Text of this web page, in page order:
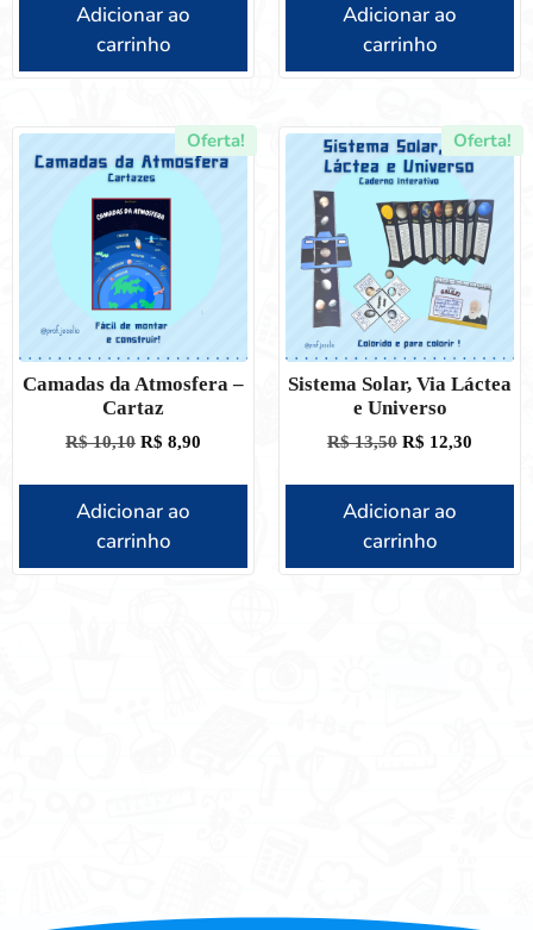
Adicionar ao
carrinho
Adicionar ao
carrinho
Oferta!
Camadas da Atmosfera –
Cartaz
R$10,10 R$ 8,90
Adicionar ao
carrinho
Oferta!
Sistema Solar, Via Láctea
e Universo
R$13,50 R$ 12,30
Adicionar ao
carrinho